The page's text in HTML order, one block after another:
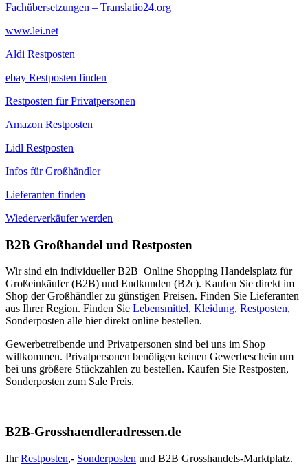
Fachübersetzungen – Translatio24.org
www.lei.net
Aldi Restposten
ebay Restposten finden
Restposten für Privatpersonen
Amazon Restposten
Lidl Restposten
Infos für Großhändler
Lieferanten finden
Wiederverkäufer werden
B2B Großhandel und Restposten
Wir sind ein individueller B2B Online Shopping Handelsplatz für
Großeinkäufer (B2B) und Endkunden (B2c). Kaufen Sie direkt im
Shop der Großhändler zu günstigen Preisen. Finden Sie Lieferanten
aus Ihrer Region. Finden Sie Lebensmittel, Kleidung, Restposten,
Sonderposten alle hier direkt online bestellen.
Gewerbetreibende und Privatpersonen sind bei uns im Shop
willkommen. Privatpersonen benötigen keinen Gewerbeschein um
bei uns größere Stückzahlen zu bestellen. Kaufen Sie Restposten,
Sonderposten zum Sale Preis.
B2B-Grosshaendleradressen.de
IhrRestposten,- Sonderposten und B2B Grosshandels-Marktplatz.